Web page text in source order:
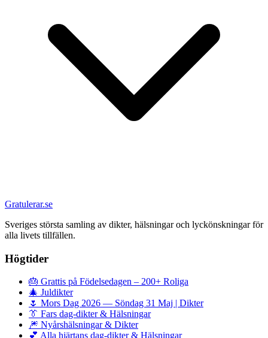
Gratulerar.se
Sveriges största samling av dikter, hälsningar och lyckönskningar för
alla livets tillfällen.
Högtider
🎂 Grattis på Födelsedagen – 200+ Roliga
🎄 Juldikter
🌷 Mors Dag 2026 — Söndag 31 Maj | Dikter
👔 Fars dag-dikter & Hälsningar
🎆 Nyårshälsningar & Dikter
💕 Alla hjärtans dag-dikter & Hälsningar